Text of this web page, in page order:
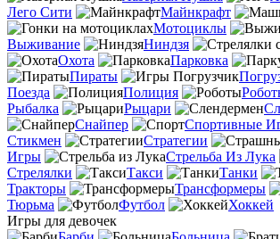
Лего Сити
Майнкрафт
Мотоциклы
Выживание
Ниндзя
Охота
Парковка
Пираты
Поезда
Полиция
Рыбалка
Рыцари
Снайпер
Спортивные
Стикмен
Стратегии
Игры
Стрельба Из Лука
Стрелялки
Такси
Танки
Тракторы
Трансформеры
Тюрьма
Футбол
Хоккей
Игры для девочек